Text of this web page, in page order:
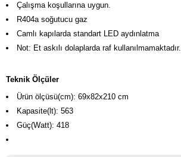
Çalışma koşullarına uygun.
R404a soğutucu gaz
Camlı kapılarda standart LED aydınlatma
Not: Et askılı dolaplarda raf kullanılmamaktadır.
Teknik Ölçüler
Ürün ölçüsü(cm): 69x82x210 cm
Kapasite(lt): 563
Güç(Watt): 418